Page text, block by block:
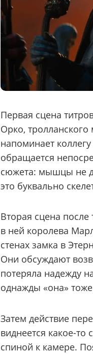
Первая сцена
Орко, тролланского
напоминает
обращается
сюжета: мышцы не
это буквально
Вторая сцена
в ней королева
стенах замка в
Они обсуждают
потеряла надежду
однажды «она»
Затем действие
виднеется какое-
спиной к камере.